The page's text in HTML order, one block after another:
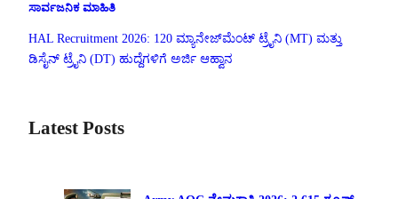
ಸಾರ್ವಜನಿಕ ಮಾಹಿತಿ
HAL Recruitment 2026: 120 ಮ್ಯಾನೇಜ್‌ಮೆಂಟ್ ಟ್ರೈನಿ (MT) ಮತ್ತು
ಡಿಸೈನ್ ಟ್ರೈನಿ (DT) ಹುದ್ದೆಗಳಿಗೆ ಅರ್ಜಿ ಆಹ್ವಾನ
Latest Posts